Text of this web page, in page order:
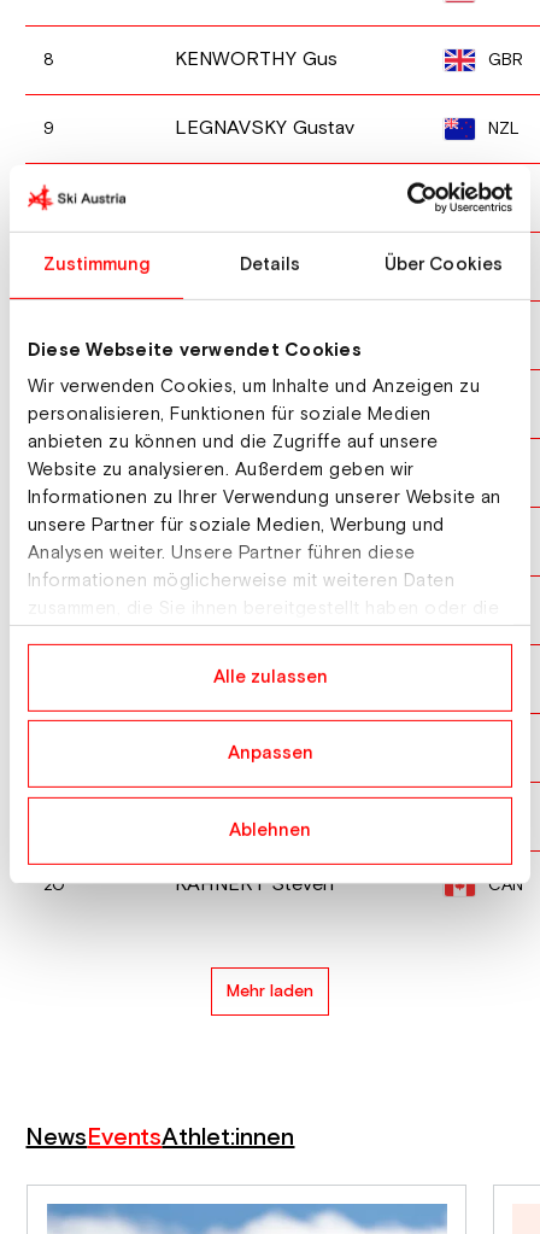
Zustimmung Details Über Cookies
Diese Webseite verwendet Cookies
Wir verwenden Cookies, um Inhalte und Anzeigen zu
personalisieren, Funktionen für soziale Medien
anbieten zu können und die Zugriffe auf unsere
Website zu analysieren. Außerdem geben wir
Informationen zu Ihrer Verwendung unserer Website an
unsere Partner für soziale Medien, Werbung und
Analysen weiter. Unsere Partner führen diese
Informationen möglicherweise mit weiteren Daten
zusammen, die Sie ihnen bereitgestellt haben oder die
Alle zulassen
Anpassen
Ablehnen
8 KENWORTHY Gus GBR
9 LEGNAVSKY Gustav NZL
10 USA
11 SILDARU Henry EST
BLUNCK Aaron
14 LADD Dylan
15 MARINEAU Dylan
SWEDENBORG Alexander
BRIGUET Robin
FETHKE Ben
MORRIS Kai
20 KAHNERT Steven CAN
Mehr laden
NewsEventsAthlet:innen